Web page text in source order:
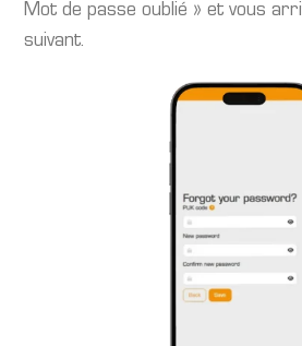
Mot de passe oublié » et vous
suivant.